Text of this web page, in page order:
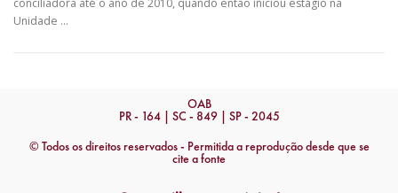
conciliadora até o ano de 2010, quando então iniciou estágio na
Unidade …
OAB
PR - 164 | SC - 849 | SP - 2045
© Todos os direitos reservados - Permitida a reprodução desde que se
cite a fonte